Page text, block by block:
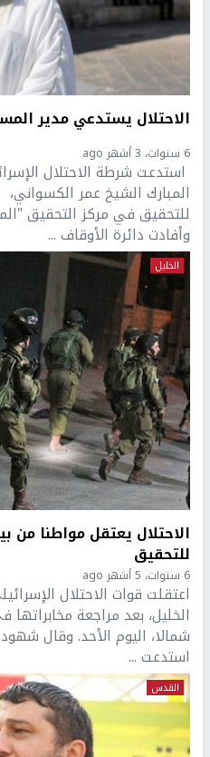
الاحتلال يستدعي مدير
6 سنوات، 3 أشهر ago
استدعت شرطة الاحتلال
المبارك الشيخ عمر
وأفادت دائرة الأوقاف ...
الخليل
الاحتلال يعتقل مواطنا من
للتحقيق
6 سنوات، 5 أشهر ago
اعتقلت قوات الاحتلال
الخليل، بعد مراجعة
شمالا، اليوم الأحد. وقال
استدعت ...
القدس